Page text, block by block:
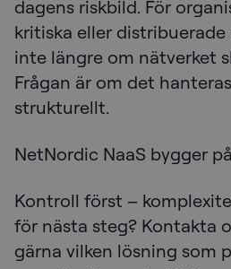
dagens riskbild. För
kritiska eller
inte längre om nätverket
Frågan är om det
strukturellt.
NetNordic NaaS bygger
Kontroll först –
för nästa steg? Kontakta
gärna vilken lösning som